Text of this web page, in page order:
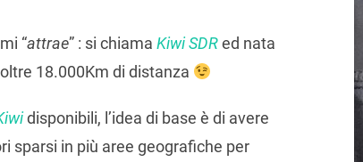
“attrae” : si chiama Kiwi SDRed nata
18.000Km di distanza
disponibili, l’idea di base è di avere
sparsi in più aree geografiche per